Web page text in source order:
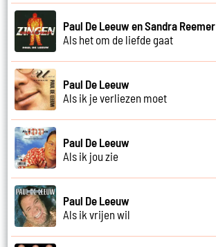
Paul De Leeuw en Sandra Reemer
Als het om de liefde gaat
Paul De Leeuw
Als ik je verliezen moet
Paul De Leeuw
Als ik jou zie
Paul De Leeuw
Als ik vrijen wil